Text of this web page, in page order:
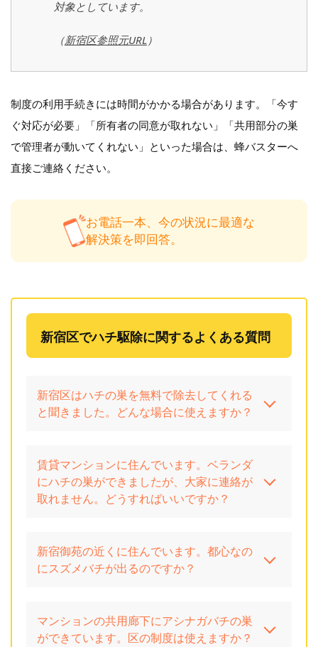
対象としています。
（新宿区参照元URL）
制度の利用手続きには時間がかかる場合があります。「今す
ぐ対応が必要」「所有者の同意が取れない」「共用部分の巣
で管理者が動いてくれない」といった場合は、蜂バスターへ
直接ご連絡ください。
お電話一本、今の状況に最適な
解決策を即回答。
新宿区でハチ駆除に関するよくある質問
新宿区はハチの巣を無料で除去してくれる
と聞きました。どんな場合に使えますか？
賃貸マンションに住んでいます。ベランダ
にハチの巣ができましたが、大家に連絡が
取れません。どうすればいいですか？
新宿御苑の近くに住んでいます。都心なの
にスズメバチが出るのですか？
マンションの共用廊下にアシナガバチの巣
ができています。区の制度は使えますか？